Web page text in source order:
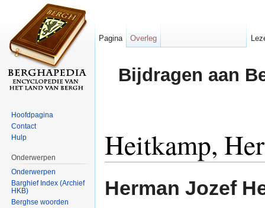
Bijdragen aan
Heitkamp,
Herman Jozef
Pagina Overleg
Hoofdpagina
Contact
Hulp
Onderwerpen
Onderwerpen
Barghief Index (Archief
HKB)
Berghse woorden